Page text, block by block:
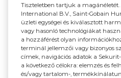
Tiszteletben tartjuk a magánéletét.
International B.V., Saint-Gobain
üzleti egységei és kiválasztott
vagy hasonló technológiákat
a hozzáférést olyan
terminál jellemzői vagy bizonyos
címek, navigációs adatok a
a következő célokra: elemzés és
és/vagy tartalom-,